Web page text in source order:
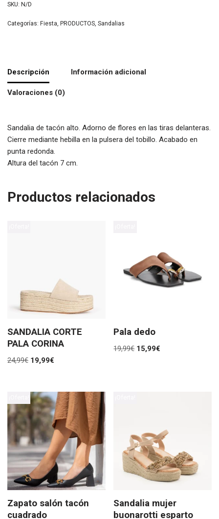
SKU: N/D
Categorías: Fiesta PRODUCTOS Sandalias
Descripción Información adicional
Valoraciones (0)
Sandalia de tacón alto. Adorno de flores en las tiras delanteras.
Cierre mediante hebilla en la pulsera del tobillo. Acabado en
punta redonda.
Altura del tacón 7 cm.
Productos relacionados
SANDALIA CORTE
PALA CORINA
24,99€ 19,99€
Pala dedo
19,99€ 15,99€
Zapato salón tacón
cuadrado
Sandalia mujer
buonarotti esparto